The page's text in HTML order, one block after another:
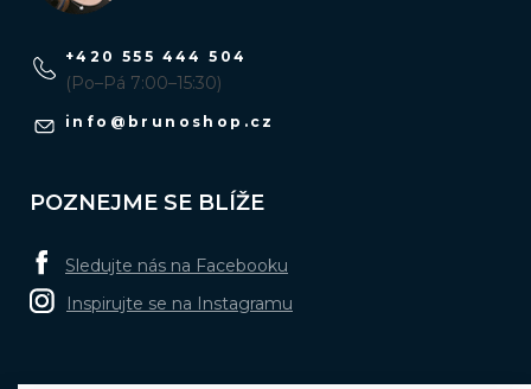
info @ brunoshop.cz
+420 555 444 504
(Po–Pá 7:00–15:30)
POZNEJME SE BLÍŽE
Sledujte nás na Facebooku
Inspirujte se na Instagramu